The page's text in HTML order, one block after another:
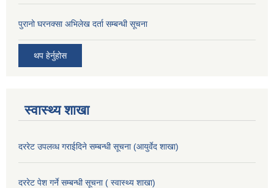
पुरानो घरनक्सा अभिलेख दर्ता सम्बन्धी सूचना
थप हेर्नुहोस
स्वास्थ्य शाखा
दररेट उपलव्ध गराईदिने सम्बन्धी सूचना (आयुर्वेद शाखा)
दररेट पेश गर्ने सम्बन्धी सूचना ( स्वास्थ्य शाखा)